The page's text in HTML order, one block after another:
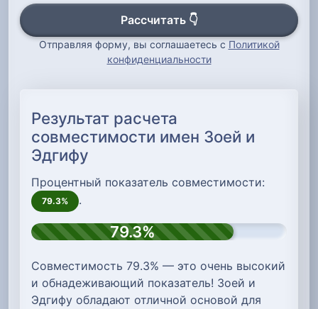
Рассчитать 👇
Отправляя форму, вы соглашаетесь с Политикой
конфиденциальности
Результат расчета
совместимости имен Зоей и
Эдгифу
Процентный показатель совместимости:
79.3% .
79.3%
Совместимость 79.3% — это очень высокий
и обнадеживающий показатель! Зоей и
Эдгифу обладают отличной основой для